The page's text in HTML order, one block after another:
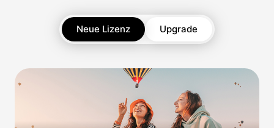
Neue Lizenz Upgrade